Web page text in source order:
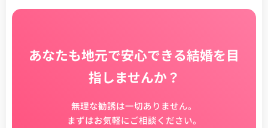
あなたも地元で安心できる結婚を目
指しませんか？
無理な勧誘は一切ありません。
まずはお気軽にご相談ください。